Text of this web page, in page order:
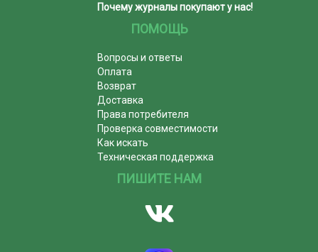
Почему журналы покупают у нас!
ПОМОЩЬ
Вопросы и ответы
Оплата
Возврат
Доставка
Права потребителя
Проверка совместимости
Как искать
Техническая поддержка
ПИШИТЕ НАМ